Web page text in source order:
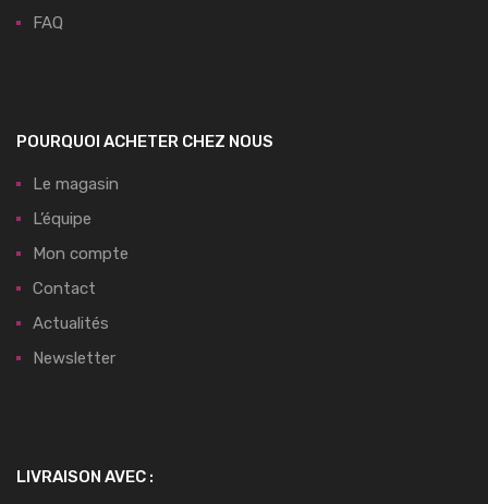
FAQ
POURQUOI ACHETER CHEZ NOUS
Le magasin
L’équipe
Mon compte
Contact
Actualités
Newsletter
LIVRAISON AVEC :